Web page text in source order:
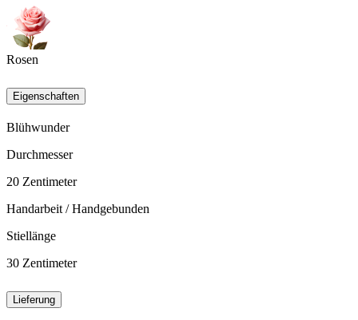
Rosen
Eigenschaften
Blühwunder
Durchmesser
20 Zentimeter
Handarbeit / Handgebunden
Stiellänge
30 Zentimeter
Lieferung